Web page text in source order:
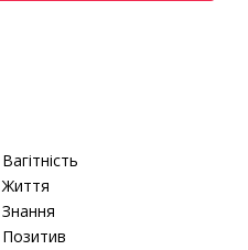
Вагітність
Життя
Знання
Позитив